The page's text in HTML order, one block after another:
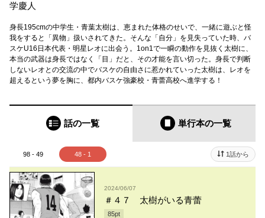
学慶人
身長195cmの中学生・青葉太樹は、恵まれた体格のせいで、一緒に遊ぶと怪
我をすると「異物」扱いされてきた。そんな「自分」を見失っていた時、バ
スケU16日本代表・明星レオに出会う。1on1で一瞬の動作を見抜く太樹に、
本当の武器は身長ではなく「目」だと、その才能を言い切った。身長で判断
しないレオとの交流の中でバスケの自由さに惹かれていった太樹は、レオを
超えるという夢を胸に、都内バスケ強豪校・青蕾高校へ進学する！
話の一覧 単行本の一覧
98 - 49 48 - 1 1話から
2024/06/07
＃４７ 太樹がいる青蕾
85pt